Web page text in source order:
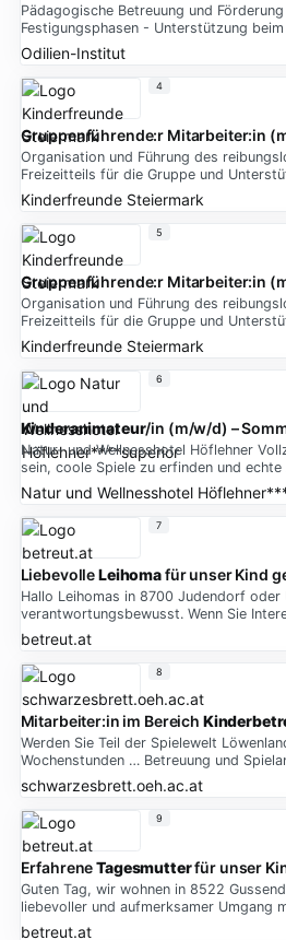
Pädagogische Betreuung und
Festigungsphasen - Unterstützung
Odilien-Institut
Gruppenführende:r Mitarbeiter:in
Organisation und Führung des
Freizeitteils für die Gruppe und
Kinderfreunde Steiermark
4
Gruppenführende:r Mitarbeiter:in
Organisation und Führung des
Freizeitteils für die Gruppe und
Kinderfreunde Steiermark
5
Kinderanimateur/in (m/w/d) –
Natur- und Wellnesshotel Höflehner
sein, coole Spiele zu erfinden und
Natur und Wellnesshotel
6
LiebevolleLeihomafür unser Kind
Hallo Leihomas in 8700 Judendorf oder
verantwortungsbewusst. Wenn Sie
betreut.at
7
Mitarbeiter:in im Bereich
Werden Sie Teil der Spielewelt
Wochenstunden … Betreuung und
schwarzesbrett.oeh.ac.at
8
ErfahreneTagesmutterfür unser
Guten Tag, wir wohnen in 8522
liebevoller und aufmerksamer Umgang
betreut.at
9